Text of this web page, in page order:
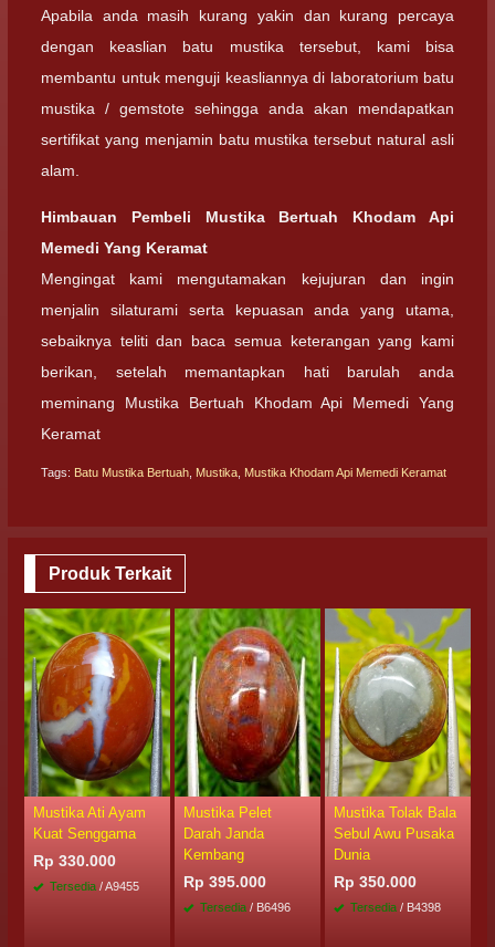
Apabila anda masih kurang yakin dan kurang percaya
dengan keaslian batu mustika tersebut, kami bisa
membantu untuk menguji keasliannya di laboratorium batu
mustika / gemstote sehingga anda akan mendapatkan
sertifikat yang menjamin batu mustika tersebut natural asli
alam.
Himbauan Pembeli Mustika Bertuah Khodam Api
Memedi Yang Keramat
Mengingat kami mengutamakan kejujuran dan ingin
menjalin silaturami serta kepuasan anda yang utama,
sebaiknya teliti dan baca semua keterangan yang kami
berikan, setelah memantapkan hati barulah anda
meminang Mustika Bertuah Khodam Api Memedi Yang
Keramat
Tags: Batu Mustika Bertuah Mustika Mustika Khodam Api Memedi Keramat
Produk Terkait
Mustika Ati Ayam
Kuat Senggama
Rp 330.000
Tersedia / A9455
Mustika Pelet
Darah Janda
Kembang
Rp 395.000
Tersedia / B6496
Mustika Tolak Bala
Sebul Awu Pusaka
Dunia
Rp 350.000
Tersedia / B4398